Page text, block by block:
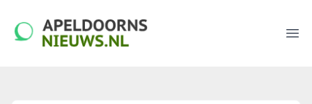
apeldoornsnieuws.nl